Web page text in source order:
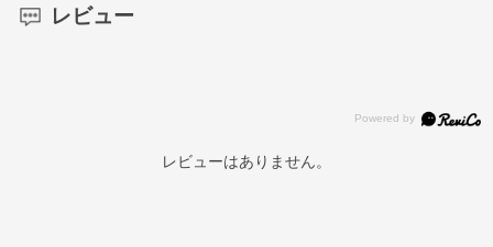
レビュー
レビューはありません。